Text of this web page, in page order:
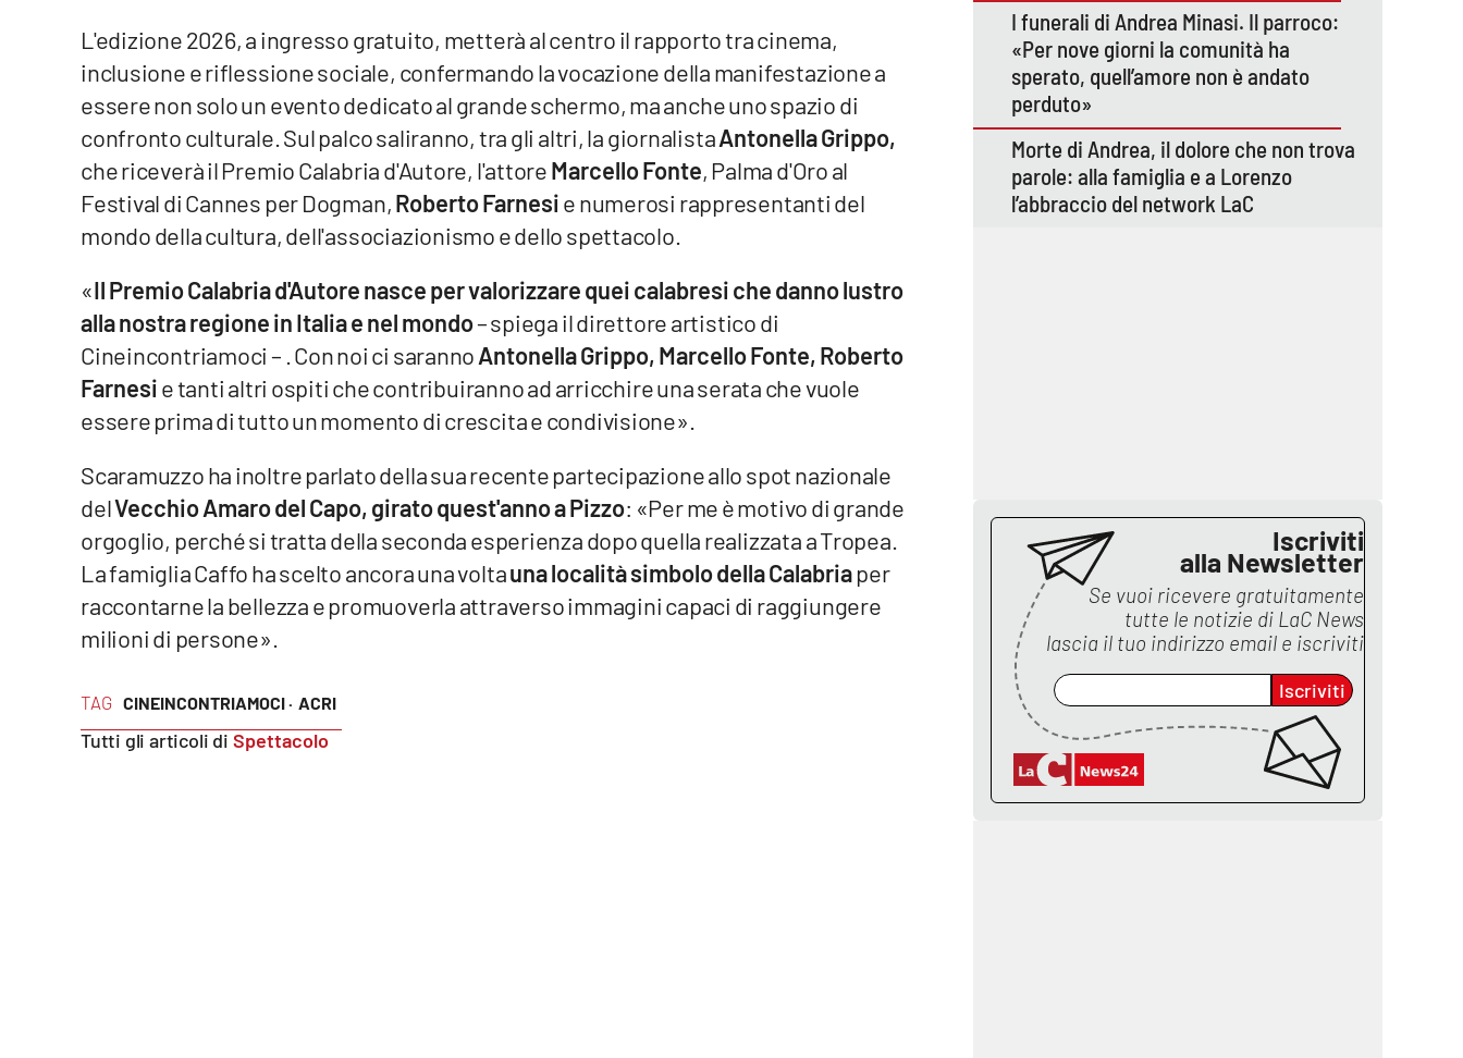
Vibo Valentia
Lamezia Terme
Buona Sanità Calabria
Destinazioni
TAG CINEINCONTRIAMOCI · ACRI
Tutti gli articoli di Spettacolo
L'edizione 2026, a ingresso gratuito, metterà al centro il rapporto tra cinema,
inclusione e riflessione sociale, confermando la vocazione della manifestazione a
essere non solo un evento dedicato al grande schermo, ma anche uno spazio di
confronto culturale. Sul palco saliranno, tra gli altri, la giornalistaAntonella Grippo,
che riceverà il Premio Calabria d'Autore, l'attoreMarcello Fonte, Palma d'Oro al
Festival di Cannes per Dogman,Roberto Farnesie numerosi rappresentanti del
mondo della cultura, dell'associazionismo e dello spettacolo.
«Il Premio Calabria d'Autore nasce per valorizzare quei calabresi che danno lustro
alla nostra regione in Italia e nel mondo– spiega il direttore artistico di
Cineincontriamoci – . Con noi ci sarannoAntonella Grippo, Marcello Fonte, Roberto
Farnesie tanti altri ospiti che contribuiranno ad arricchire una serata che vuole
essere prima di tutto un momento di crescita e condivisione».
Scaramuzzo ha inoltre parlato della sua recente partecipazione allo spot nazionale
delVecchio Amaro del Capo, girato quest'anno a Pizzo: «Per me è motivo di grande
orgoglio, perché si tratta della seconda esperienza dopo quella realizzata a Tropea.
La famiglia Caffo ha scelto ancora una voltauna località simbolo della Calabriaper
raccontarne la bellezza e promuoverla attraverso immagini capaci di raggiungere
milioni di persone».
I funerali di Andrea Minasi. Il parroco:
«Per nove giorni la comunità ha
sperato, quell’amore non è andato
perduto»
Morte di Andrea, il dolore che non trova
parole: alla famiglia e a Lorenzo
l’abbraccio del network LaC
Iscriviti
alla Newsletter
Se vuoi ricevere gratuitamente
tutte le notizie di LaC News
lascia il tuo indirizzo email e iscriviti
Iscriviti